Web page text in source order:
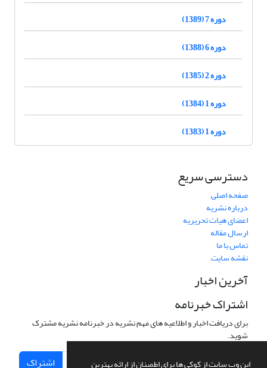
این وب سایت از کوکی ها برای اطمینان از ارائه بهترین
دوره 7 (1389)
دوره 6 (1388)
دوره 2 (1385)
دوره 1 (1384)
دوره 1 (1383)
دسترسی سریع
صفحه اصلی
درباره نشریه
اعضای هیات تحریریه
ارسال مقاله
تماس با ما
نقشه سایت
آخرین اخبار
اشتراک خبرنامه
برای دریافت اخبار و اطلاعیه های مهم نشریه در خبرنامه نشریه مشترک
شوید.
اشتراک